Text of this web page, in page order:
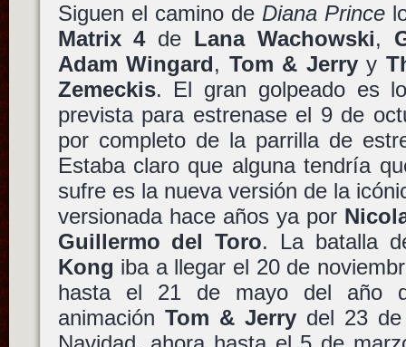
Siguen el camino de Diana Prince
Matrix 4de Lana Wachowski,
Adam Wingard, Tom & Jerryy
Zemeckis. El gran golpeado es
prevista para estrenase el 9 de
por completo de la parrilla de
Estaba claro que alguna tendría
sufre es la nueva versión de la
versionada hace años ya por
Guillermo del Toro. La batalla
Kong iba a llegar el 20 de
hasta el 21 de mayo del año
animación Tom & Jerrydel 23 de